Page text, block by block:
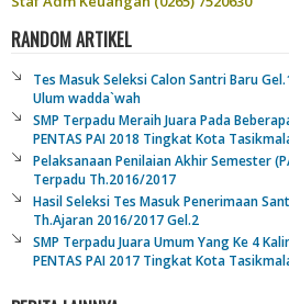
RANDOM ARTIKEL
Tes Masuk Seleksi Calon Santri Baru
Ulum wadda`wah
SMP Terpadu Meraih Juara Pada
PENTAS PAI 2018 Tingkat Kota
Pelaksanaan Penilaian Akhir Semester
Terpadu Th.2016/2017
Hasil Seleksi Tes Masuk Penerimaan
Th.Ajaran 2016/2017 Gel.2
SMP Terpadu Juara Umum Yang Ke 4
PENTAS PAI 2017 Tingkat Kota